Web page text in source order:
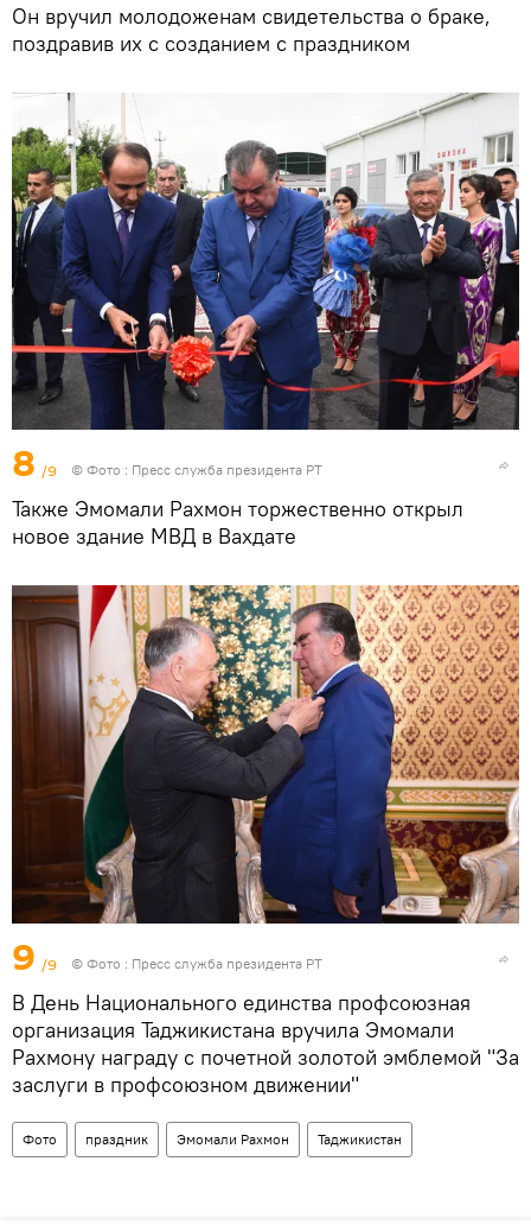
Он вручил молодоженам свидетельства о браке,
поздравив их с созданием с праздником
8 /9 © Фото : Пресс служба президента РТ
Также Эмомали Рахмон торжественно открыл
новое здание МВД в Вахдате
9 /9 © Фото : Пресс служба президента РТ
В День Национального единства профсоюзная
организация Таджикистана вручила Эмомали
Рахмону награду с почетной золотой эмблемой "За
заслуги в профсоюзном движении"
Фото праздник Эмомали Рахмон Таджикистан